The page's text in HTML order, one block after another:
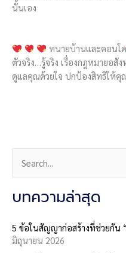
นั้นเอง
ทนายบ้านและคอนโด
ตัวจริง…รู้จริง เรื่องกฎหมายอสั
ดูแลคุณด้วยใจ ปกป้องสิทธิให้คุ
a
c
h
บทความล่าสุด
5 ข้อในสัญญาก่อสร้างที่ช่วยกัน
มิถุนายน 2026